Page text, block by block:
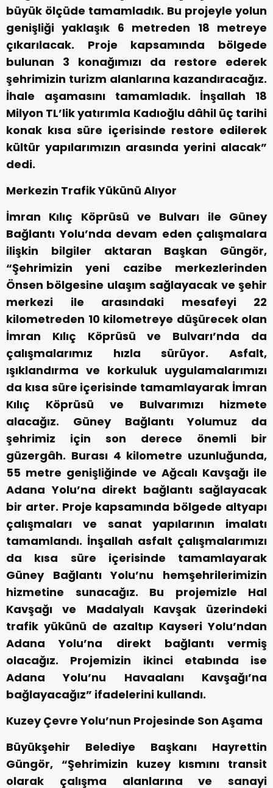
büyük ölçüde tamamladık. Bu projeyle yolun
genişliği yaklaşık 6 metreden 18 metreye
çıkarılacak. Proje kapsamında bölgede
bulunan 3 konağımızı da restore ederek
şehrimizin turizm alanlarına kazandıracağız.
İhale aşamasını tamamladık. İnşallah 18
Milyon TL’lik yatırımla Kadıoğlu dâhil üç tarihi
konak kısa süre içerisinde restore edilerek
kültür yapılarımızın arasında yerini alacak”
dedi.
Merkezin Trafik Yükünü Alıyor
İmran Kılıç Köprüsü ve Bulvarı ile Güney
Bağlantı Yolu’nda devam eden çalışmalara
ilişkin bilgiler aktaran Başkan Güngör,
“Şehrimizin yeni cazibe merkezlerinden
Önsen bölgesine ulaşım sağlayacak ve şehir
merkezi ile arasındaki mesafeyi 22
kilometreden 10 kilometreye düşürecek olan
İmran Kılıç Köprüsü ve Bulvarı’nda da
çalışmalarımız hızla sürüyor. Asfalt,
ışıklandırma ve korkuluk uygulamalarımızı
da kısa süre içerisinde tamamlayarak İmran
Kılıç Köprüsü ve Bulvarımızı hizmete
alacağız. Güney Bağlantı Yolumuz da
şehrimiz için son derece önemli bir
güzergâh. Burası 4 kilometre uzunluğunda,
55 metre genişliğinde ve Ağcalı Kavşağı ile
Adana Yolu’na direkt bağlantı sağlayacak
bir arter. Proje kapsamında bölgede altyapı
çalışmaları ve sanat yapılarının imalatı
tamamlandı. İnşallah asfalt çalışmalarımızı
da kısa süre içerisinde tamamlayarak
Güney Bağlantı Yolu’nu hemşehrilerimizin
hizmetine sunacağız. Bu projemizle Hal
Kavşağı ve Madalyalı Kavşak üzerindeki
trafik yükünü de azaltıp Kayseri Yolu’ndan
Adana Yolu’na direkt bağlantı vermiş
olacağız. Projemizin ikinci etabında ise
Adana Yolu’nu Havaalanı Kavşağı’na
bağlayacağız” ifadelerini kullandı.
Kuzey Çevre Yolu’nun Projesinde Son Aşama
Büyükşehir Belediye Başkanı Hayrettin
Güngör, “Şehrimizin kuzey kısmını transit
olarak çalışma alanlarına ve sanayi